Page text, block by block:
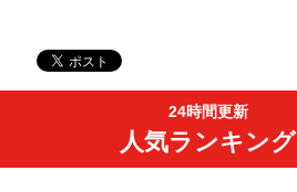
24時間更新
人気ランキング